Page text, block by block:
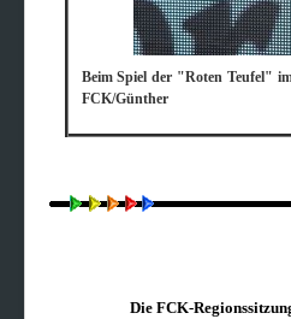
Beim Spiel der "Roten Teufel"
FCK/Günther
Die FCK-